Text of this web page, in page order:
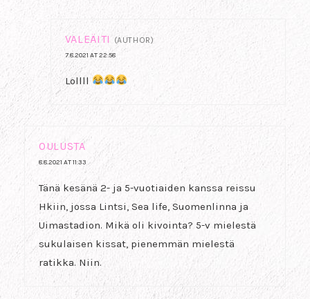
VALEÄITI (AUTHOR)
7.8.2021 AT 22:58
Lollll
OULUSTA
8.8.2021 AT 11:33
Tänä kesänä 2- ja 5-vuotiaiden kanssa reissu
Hkiin, jossa Lintsi, Sea life, Suomenlinna ja
Uimastadion. Mikä oli kivointa? 5-v mielestä
sukulaisen kissat, pienemmän mielestä
ratikka. Niin.